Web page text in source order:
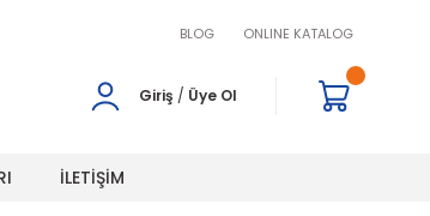
BLOG ONLINE KATALOG
Giriş / Üye Ol
İLETİŞİM